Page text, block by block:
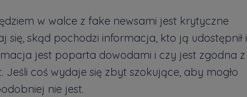
w walce z fake newsami jest krytyczne
się, skąd pochodzi informacja, kto ją udostępnił i
jest poparta dowodami i czy jest zgodna z
coś wydaje się zbyt szokujące, aby mogło
nie jest.